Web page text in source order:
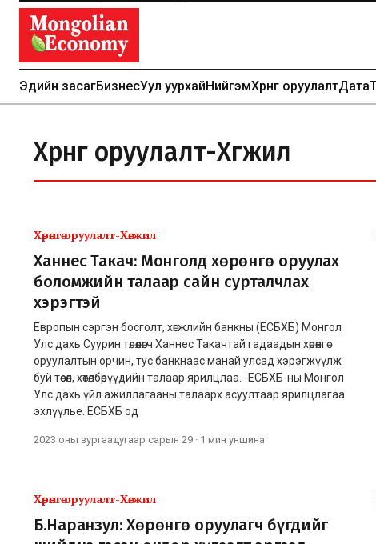
Эдийн засагБизнесУул уурхайНийгэмХөрөнгө оруулалтДата
Хөрөнгө оруулалт-Хөгжил
Хөрөнгө оруулалт-Хөгжил
Ханнес Такач: Монголд хөрөнгө оруулах
боломжийн талаар сайн сурталчлах
хэрэгтэй
Европын сэргэн босголт, хөгжлийн банкны (ЕСБХБ) Монгол
Улс дахь Суурин төлөөлөгч Ханнес Такачтай гадаадын хөрөнгө
оруулалтын орчин, тус банкнаас манай улсад хэрэгжүүлж
буй төсөл, хөтөлбөрүүдийн талаар ярилцлаа. -ЕСБХБ-ны Монгол
Улс дахь үйл ажиллагааны талаарх асуултаар ярилцлагаа
эхлүүлье. ЕСБХБ од
2023 оны зургаадугаар сарын 29 · 1 мин уншина
Хөрөнгө оруулалт-Хөгжил
Б.Наранзул: Хөрөнгө оруулагч бүгдийг